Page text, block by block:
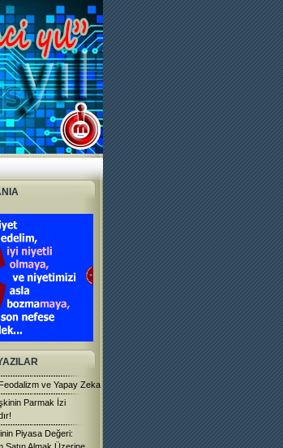
ve Yapay Zeka
Parmak İzi
Piyasa Değeri: